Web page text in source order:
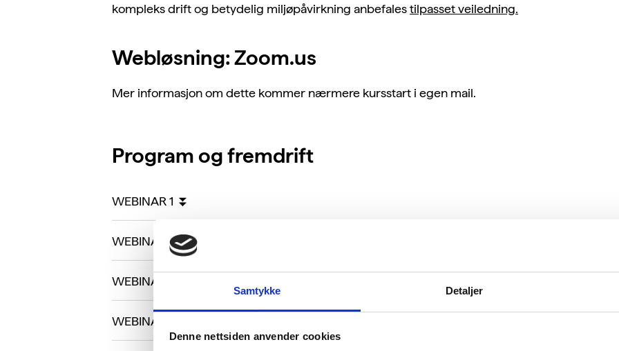
Samtykke Detaljer
Denne nettsiden anvender cookies
kompleks drift og betydelig miljøpåvirkning anbefalestilpasset veiledning.
Webløsning: Zoom.us
Mer informasjon om dette kommer nærmere kursstart i egen mail.
Program og fremdrift
WEBINAR 1 ⏬
WEBINAR 2 ⏬
WEBINAR 3 ⏬
WEBINAR 4 ⏬